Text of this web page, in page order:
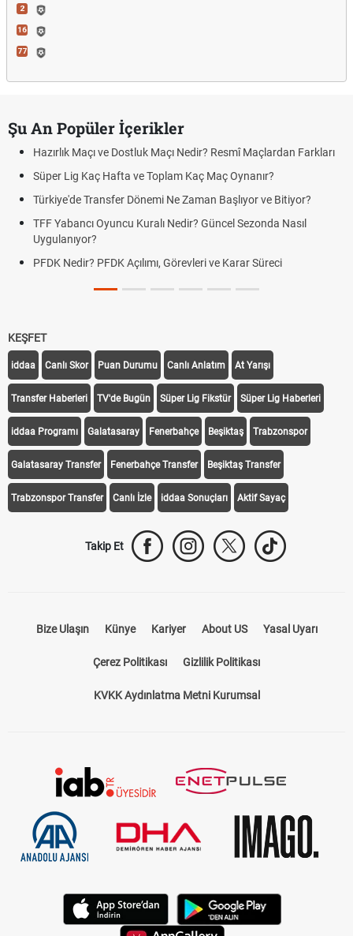
2
16
77
Şu An Popüler İçerikler
Hazırlık Maçı ve Dostluk Maçı Nedir? Resmî Maçlardan Farkları
Süper Lig Kaç Hafta ve Toplam Kaç Maç Oynanır?
Türkiye'de Transfer Dönemi Ne Zaman Başlıyor ve Bitiyor?
TFF Yabancı Oyuncu Kuralı Nedir? Güncel Sezonda Nasıl
Uygulanıyor?
PFDK Nedir? PFDK Açılımı, Görevleri ve Karar Süreci
KEŞFET
iddaa Canlı Skor Puan Durumu Canlı Anlatım At Yarışı
Transfer Haberleri TV'de Bugün Süper Lig Fikstür Süper Lig Haberleri
iddaa Programı Galatasaray Fenerbahçe Beşiktaş Trabzonspor
Galatasaray Transfer Fenerbahçe Transfer Beşiktaş Transfer
Trabzonspor Transfer Canlı İzle iddaa Sonuçları Aktif Sayaç
Takip Et
Bize Ulaşın Künye Kariyer About US Yasal Uyarı
Çerez Politikası Gizlilik Politikası
KVKK Aydınlatma Metni Kurumsal